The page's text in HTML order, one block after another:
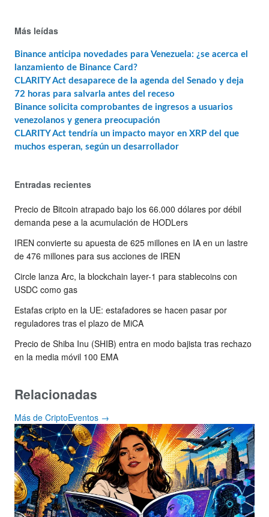
Más leídas
Binance anticipa novedades para Venezuela: ¿se acerca el
lanzamiento de Binance Card?
CLARITY Act desaparece de la agenda del Senado y deja
72 horas para salvarla antes del receso
Binance solicita comprobantes de ingresos a usuarios
venezolanos y genera preocupación
CLARITY Act tendría un impacto mayor en XRP del que
muchos esperan, según un desarrollador
Entradas recientes
Precio de Bitcoin atrapado bajo los 66.000 dólares por débil
demanda pese a la acumulación de HODLers
IREN convierte su apuesta de 625 millones en IA en un lastre
de 476 millones para sus acciones de IREN
Circle lanza Arc, la blockchain layer-1 para stablecoins con
USDC como gas
Estafas cripto en la UE: estafadores se hacen pasar por
reguladores tras el plazo de MiCA
Precio de Shiba Inu (SHIB) entra en modo bajista tras rechazo
en la media móvil 100 EMA
Relacionadas
Más de CriptoEventos →